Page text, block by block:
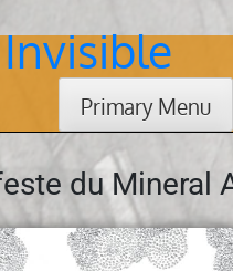
Primary Menu
du Mineral